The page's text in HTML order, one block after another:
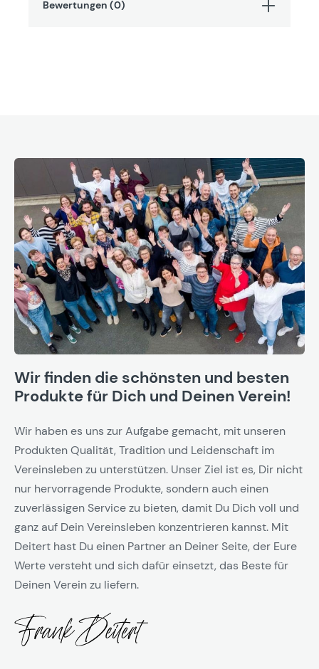
Bewertungen (0)
Wir finden die schönsten und besten
Produkte für Dich und Deinen Verein!
Wir haben es uns zur Aufgabe gemacht, mit unseren
Produkten Qualität, Tradition und Leidenschaft im
Vereinsleben zu unterstützen. Unser Ziel ist es, Dir nicht
nur hervorragende Produkte, sondern auch einen
zuverlässigen Service zu bieten, damit Du Dich voll und
ganz auf Dein Vereinsleben konzentrieren kannst. Mit
Deitert hast Du einen Partner an Deiner Seite, der Eure
Werte versteht und sich dafür einsetzt, das Beste für
Deinen Verein zu liefern.